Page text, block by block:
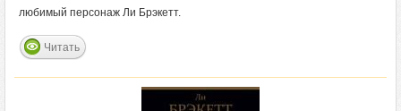
любимый персонаж Ли Брэкетт.
Читать